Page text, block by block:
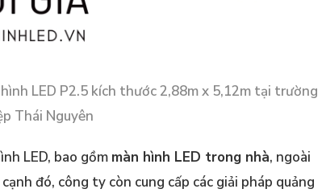
LED P2.5 kích thước 2,88m x 5,12m tại trường
Thái Nguyên
LED, bao gồm màn hình LED trong nhà, ngoài
đó, công ty còn cung cấp các giải pháp quảng